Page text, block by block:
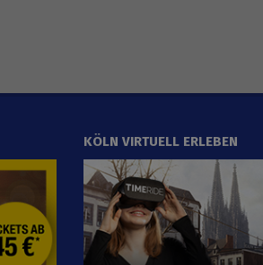
KÖLN VIRTUELL ERLEBEN